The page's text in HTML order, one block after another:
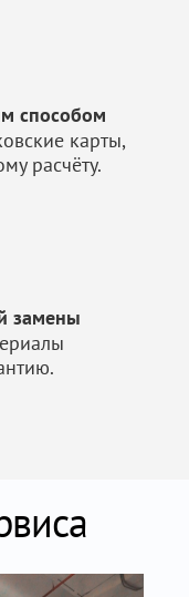
способом
карты,
расчёту.
замены